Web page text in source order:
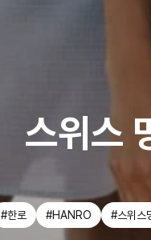
스위스
#한로 #HANRO #스위스